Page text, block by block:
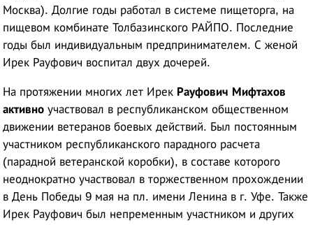
Москва). Долгие годы работал в системе пищеторга, на
пищевом комбинате Толбазинского РАЙПО. Последние
годы был индивидуальным предпринимателем. С женой
Ирек Рауфович воспитал двух дочерей.
На протяжении многих лет Ирек Рауфович Мифтахов
активно участвовал в республиканском общественном
движении ветеранов боевых действий. Был постоянным
участником республиканского парадного расчета
(парадной ветеранской коробки), в составе которого
неоднократно участвовал в торжественном прохождении
в День Победы 9 мая на пл. имени Ленина в г. Уфе. Также
Ирек Рауфович был непременным участником и других